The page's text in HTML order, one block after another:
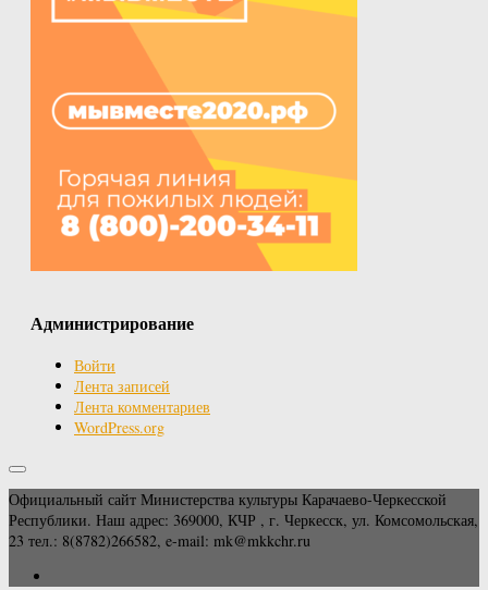
Администрирование
Войти
Лента записей
Лента комментариев
WordPress.org
Официальный сайт Министерства культуры Карачаево-Черкесской
Республики. Наш адрес: 369000, КЧР , г. Черкесск, ул. Комсомольская,
23 тел.: 8(8782)266582, e-mail: mk@mkkchr.ru